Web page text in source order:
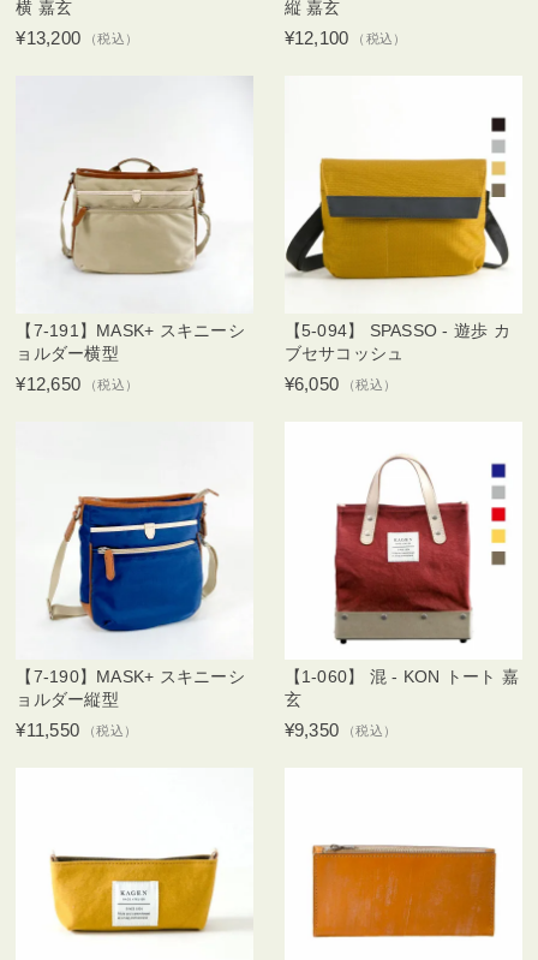
横 嘉玄
¥13,200 （税込）
縦 嘉玄
¥12,100 （税込）
【7-191】MASK+ スキニーシ
ョルダー横型
¥12,650 （税込）
【5-094】 SPASSO - 遊歩 カ
ブセサコッシュ
¥6,050 （税込）
【7-190】MASK+ スキニーシ
ョルダー縦型
¥11,550 （税込）
【1-060】 混 - KON トート 嘉
玄
¥9,350 （税込）